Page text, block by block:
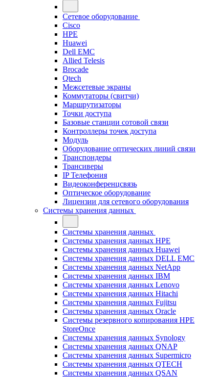
Сетевое оборудование
Cisco
HPE
Huawei
Dell EMC
Allied Telesis
Brocade
Qtech
Межсетевые экраны
Коммутаторы (свитчи)
Маршрутизаторы
Точки доступа
Базовые станции сотовой связи
Контроллеры точек доступа
Модуль
Оборудование оптических линий связи
Транспондеры
Трансиверы
IP Телефония
Видеоконференцсвязь
Оптическое оборудование
Лицензии для сетевого оборудования
Системы хранения данных
Системы хранения данных
Системы хранения данных HPE
Системы хранения данных Huawei
Системы хранения данных DELL EMC
Cистемы хранения данных NetApp
Системы хранения данных IBM
Системы хранения данных Lenovo
Системы хранения данных Hitachi
Системы хранения данных Fujitsu
Системы хранения данных Oracle
Системы резервного копирования HPE
StoreOnce
Системы хранения данных Synology
Системы хранения данных QNAP
Системы хранения данных Supermicro
Системы хранения данных QTECH
Системы хранения данных QSAN